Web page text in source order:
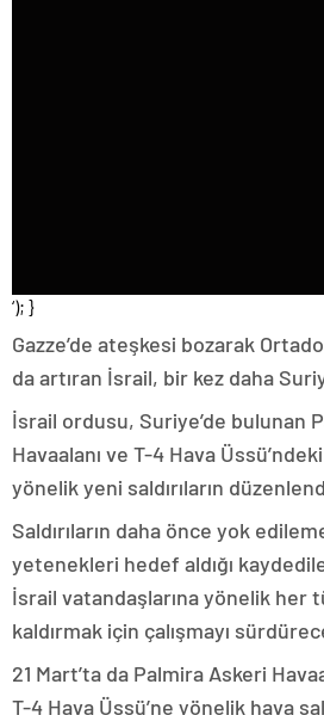
‘); }
Gazze’de ateşkesi bozarak
da artıran İsrail, bir kez daha
İsrail ordusu, Suriye’de bulunan
Havaalanı ve T-4 Hava
yönelik yeni saldırıların
Saldırıların daha önce yok
yetenekleri hedef aldığı
İsrail vatandaşlarına yönelik her
kaldırmak için çalışmayı
21 Mart’ta da Palmira Askeri
T-4 Hava Üssü’ne yönelik hava